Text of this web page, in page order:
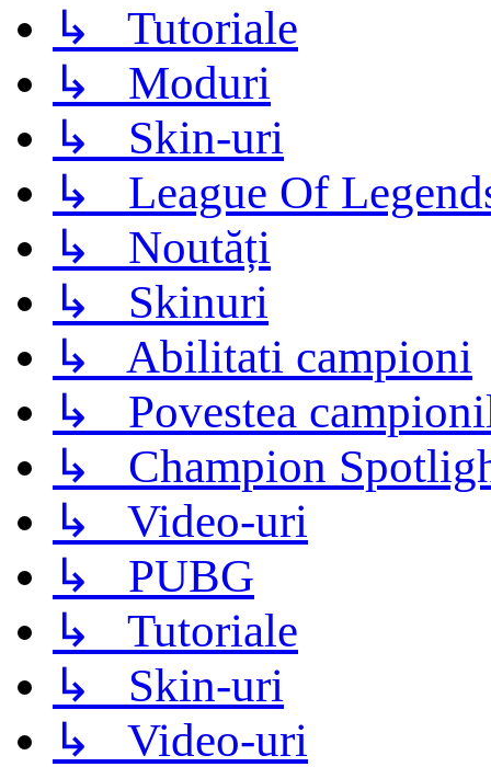
↳ Tutoriale
↳ Moduri
↳ Skin-uri
↳ League Of
↳ Noutăți
↳ Skinuri
↳ Abilitati campioni
↳ Povestea
↳ Champion
↳ Video-uri
↳ PUBG
↳ Tutoriale
↳ Skin-uri
↳ Video-uri